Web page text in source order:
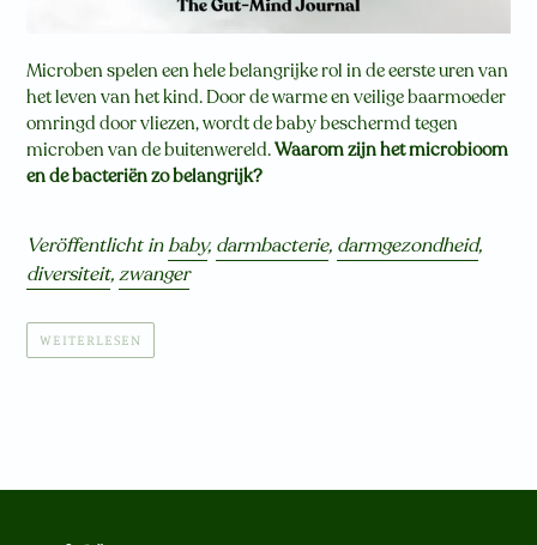
Microben spelen een hele belangrijke rol in de eerste uren van
het leven van het kind. Door de warme en veilige baarmoeder
omringd door vliezen, wordt de baby beschermd tegen
microben van de buitenwereld.Waarom zijn het microbioom
en de bacteriën zo belangrijk?
Veröffentlicht inbaby, darmbacterie, darmgezondheid,
diversiteit,zwanger
WEITERLESEN